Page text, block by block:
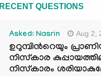
RECENT QUESTIONS
Asked: Nasrin Aug 2,
ഉറുമ്പിന്‍റെയും
നിസ്കാര
നിസ്കാരം